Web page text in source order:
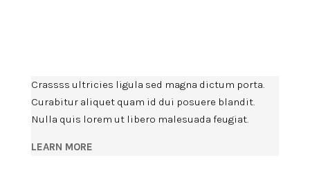
Crassss ultricies ligula sed magna dictum porta.
Curabitur aliquet quam id dui posuere blandit.
Nulla quis lorem ut libero malesuada feugiat.
LEARN MORE